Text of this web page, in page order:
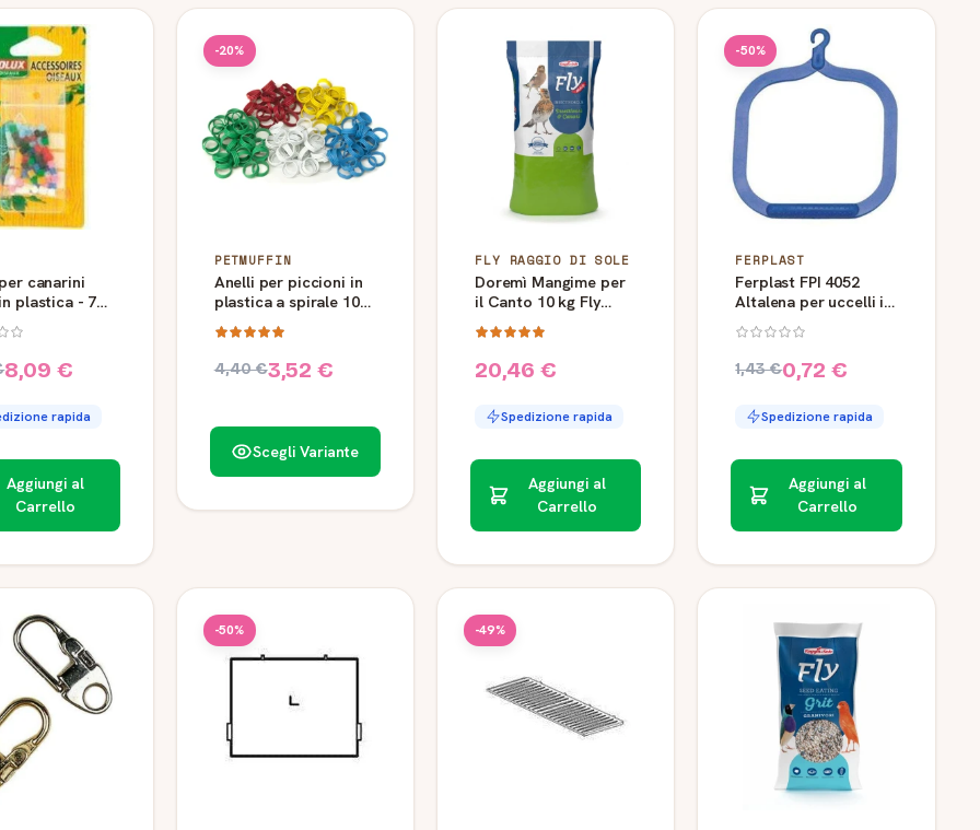
canarini
plastica - 72
8,09 €
rapida
Aggiungi al
Carrello
-20%
PETMUFFIN
Anelli per piccioni in
plastica a spirale 10
mm
4,40 €3,52 €
Scegli Variante
FLY RAGGIO DI SOLE
Doremì Mangime per
il Canto 10 kg Fly
Melody
20,46 €
Spedizione rapida
Aggiungi al
Carrello
-50%
FERPLAST
Ferplast FPI 4052
Altalena per uccelli in
plastica
1,43 €0,72 €
Spedizione rapida
Aggiungi al
Carrello
-50% -49%